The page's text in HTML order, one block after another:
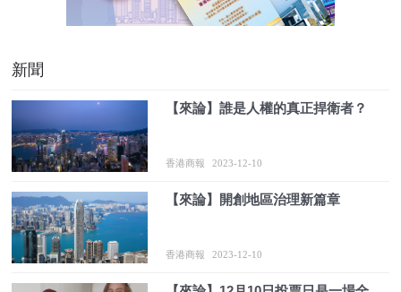
新聞
【來論】誰是人權的真正捍衛者？
香港商報 2023-12-10
【來論】開創地區治理新篇章
香港商報 2023-12-10